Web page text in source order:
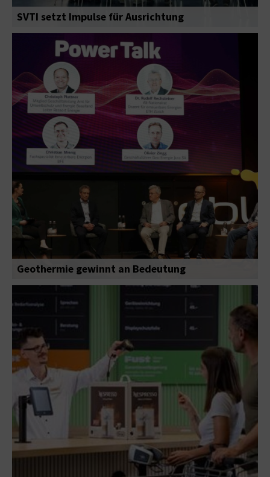
SVTI setzt Impulse für Ausrichtung
Geothermie gewinnt an Bedeutung